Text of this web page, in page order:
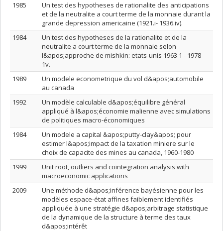
1985
Un test des hypotheses de rationalite des anticipations
et de la neutralite a court terme de la monnaie durant la
grande depression americaine (1921.i- 1936.iv).
1984
Un test des hypotheses de la rationalite et de la
neutralite a court terme de la monnaie selon
l&apos;approche de mishkin: etats-unis 1963 1 - 1978
1v.
1989
Un modele econometrique du vol d&apos;automobile
au canada
1992
Un modèle calculable d&apos;équilibre général
appliqué à l&apos;économie malienne avec simulations
de politiques macro-économiques
1984
Un modele a capital &apos;putty-clay&apos; pour
estimer l&apos;impact de la taxation miniere sur le
choix de capacite des mines au canada, 1960-1980
1999
Unit root, outliers and cointegration analysis with
macroeconomic applications
2009
Une méthode d&apos;inférence bayésienne pour les
modèles espace-état affines faiblement identifiés
appliquée à une stratégie d&apos;arbitrage statistique
de la dynamique de la structure à terme des taux
d&apos;intérêt